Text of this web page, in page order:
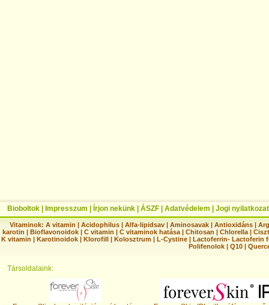
Bioboltok Impresszum Írjon nekünk ÁSZF Adatvédelem Jogi nyilatkozat
Vitaminok: A vitamin |Acidophilus |Alfa-lipidsav |Aminosavak |Antioxidáns |
karotin | Bioflavonoidok | C vitamin | C vitaminok hatása | Chitosan | Chlorella |
K vitamin | Karotinoidok | Klorofill | Kolosztrum | L-Cystine | Lactoferrin- Lactoferin
Polifenolok |Q10 |
Társoldalaink: